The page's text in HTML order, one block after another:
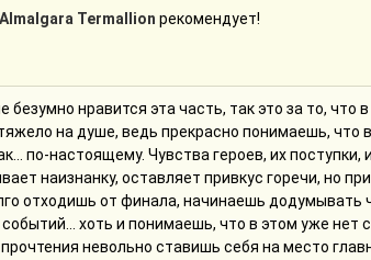
Almalgara Termallion рекомендует!
безумно нравится эта часть, так это за то, что
на душе, ведь прекрасно понимаешь, что
по-настоящему. Чувства героев, их поступки,
наизнанку, оставляет привкус горечи, но
отходишь от финала, начинаешь додумывать
хоть и понимаешь, что в этом уже нет
невольно ставишь себя на место